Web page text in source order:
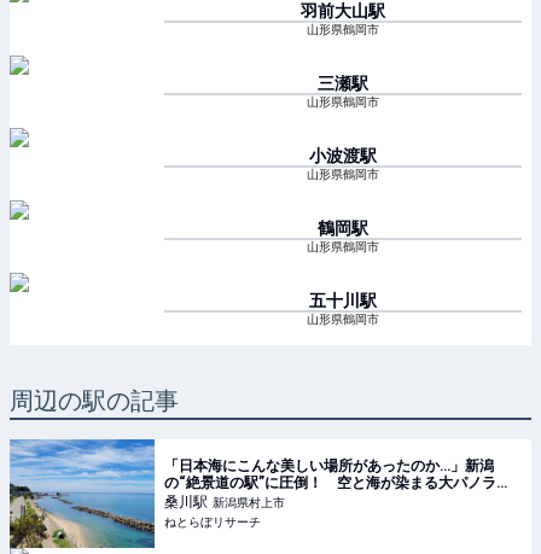
羽前大山駅
山形県鶴岡市
三瀬駅
山形県鶴岡市
小波渡駅
山形県鶴岡市
鶴岡駅
山形県鶴岡市
五十川 駅
山形県鶴岡市
周辺の駅の記事
「日本海にこんな美しい場所があったのか…」新潟
の“絶景道の駅”に圧倒！ 空と海が染まる大パノラ
マ、JR駅直結で列車でも行ける（1/5） | 新潟県 ねと
らぼリサーチ
桑川駅 新潟県村上市
ねとらぼリサーチ